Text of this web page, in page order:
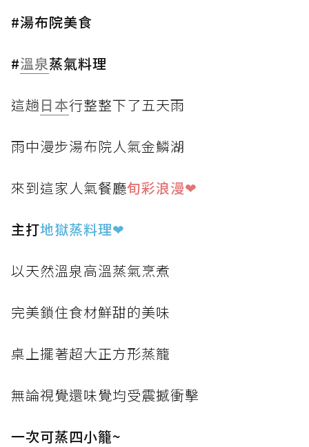
#湯布院美食
#溫泉蒸氣料理
這趟日本行整整下了五天雨
雨中漫步湯布院人氣金鱗湖
來到這家人氣餐廳旬彩浪漫❤
主打地獄蒸料理❤
以天然溫泉高溫蒸氣烹煮
完美鎖住食材鮮甜的美味
桌上擺著超大正方形蒸籠
無論視覺還味覺均受震撼衝擊
一次可蒸四小籠~